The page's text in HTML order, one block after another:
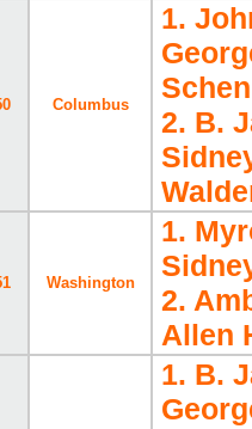
Columbus
1.
2. B.
Washington
1.
2.
Allen
1. B.